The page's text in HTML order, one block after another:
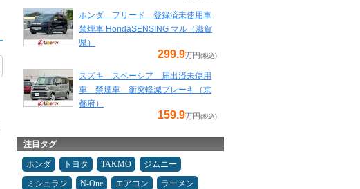
ホンダ フリード 登録済未使用車
禁煙車 HondaSENSING マル（滋賀
県）
299.9万円(税込)
スズキ スペーシア 届出済未使用
車 禁煙車 衝突軽減ブレーキ（京
都府）
159.9万円(税込)
注目タグ
ホンダ トヨタ TAKMO
ジムニー
ミシュラン
N-One エアコン
ラーメン